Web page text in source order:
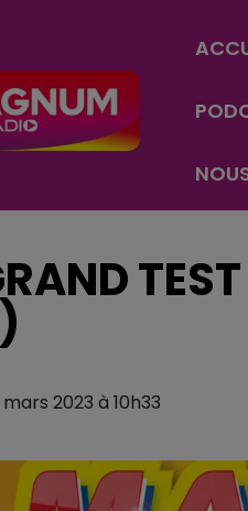
mars 2023 à 10h33